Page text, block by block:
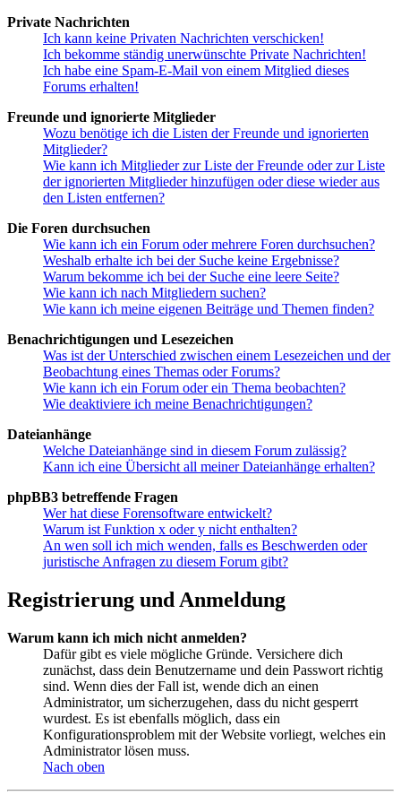
Private Nachrichten
Ich kann keine Privaten Nachrichten verschicken!
Ich bekomme ständig unerwünschte Private Nachrichten!
Ich habe eine Spam-E-Mail von einem Mitglied dieses
Forums erhalten!
Freunde und ignorierte Mitglieder
Wozu benötige ich die Listen der Freunde und ignorierten
Mitglieder?
Wie kann ich Mitglieder zur Liste der Freunde oder zur Liste
der ignorierten Mitglieder hinzufügen oder diese wieder aus
den Listen entfernen?
Die Foren durchsuchen
Wie kann ich ein Forum oder mehrere Foren durchsuchen?
Weshalb erhalte ich bei der Suche keine Ergebnisse?
Warum bekomme ich bei der Suche eine leere Seite?
Wie kann ich nach Mitgliedern suchen?
Wie kann ich meine eigenen Beiträge und Themen finden?
Benachrichtigungen und Lesezeichen
Was ist der Unterschied zwischen einem Lesezeichen und der
Beobachtung eines Themas oder Forums?
Wie kann ich ein Forum oder ein Thema beobachten?
Wie deaktiviere ich meine Benachrichtigungen?
Dateianhänge
Welche Dateianhänge sind in diesem Forum zulässig?
Kann ich eine Übersicht all meiner Dateianhänge erhalten?
phpBB3 betreffende Fragen
Wer hat diese Forensoftware entwickelt?
Warum ist Funktion x oder y nicht enthalten?
An wen soll ich mich wenden, falls es Beschwerden oder
juristische Anfragen zu diesem Forum gibt?
Registrierung und Anmeldung
Warum kann ich mich nicht anmelden?
Dafür gibt es viele mögliche Gründe. Versichere dich
zunächst, dass dein Benutzername und dein Passwort richtig
sind. Wenn dies der Fall ist, wende dich an einen
Administrator, um sicherzugehen, dass du nicht gesperrt
wurdest. Es ist ebenfalls möglich, dass ein
Konfigurationsproblem mit der Website vorliegt, welches ein
Administrator lösen muss.
Nach oben